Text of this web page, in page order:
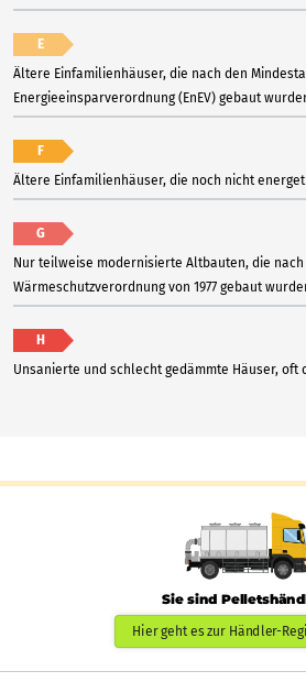
E
Ältere Einfamilienhäuser, die nach den
Energieeinsparverordnung (EnEV) gebaut
F
Ältere Einfamilienhäuser, die noch nicht
G
Nur teilweise modernisierte Altbauten, die nach
Wärmeschutzverordnung von 1977 gebaut
H
Unsanierte und schlecht gedämmte Häuser, oft
Sie sind
Hier geht es zur Händler-